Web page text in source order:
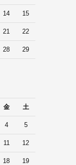
14 15
21 22
28 29
金 土
4 5
11 12
18 19